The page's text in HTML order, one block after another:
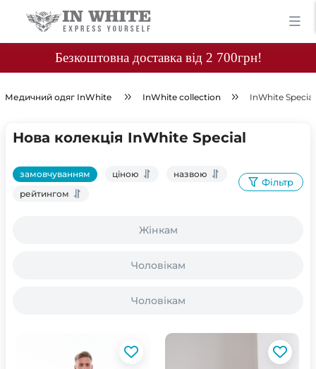
Безкоштовна доставка від 2 700грн!
Медичний одяг InWhite InWhite collection InWhite Special
Нова колекція InWhite Special
замовчуванням ціною
назвою
рейтингом
Фільтр
Жінкам
Чоловікам
Чоловікам